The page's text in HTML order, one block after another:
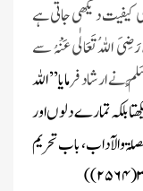
کی کیفیت دیکھی جاتی ہے
اللہُ تَعَالٰی عَنْہُ سے
نے ارشاد فرمایا’’ اللہ
بلکہ تمارے دلوں اور
والآداب، باب تحریم